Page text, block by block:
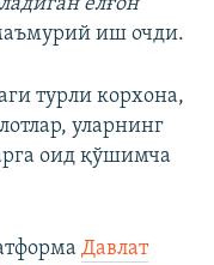
иш очди.
турли корхона,
уларнинг
оид қўшимча
Давлат